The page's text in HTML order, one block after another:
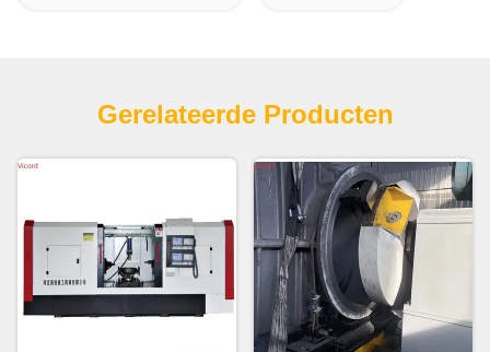
Gerelateerde Producten